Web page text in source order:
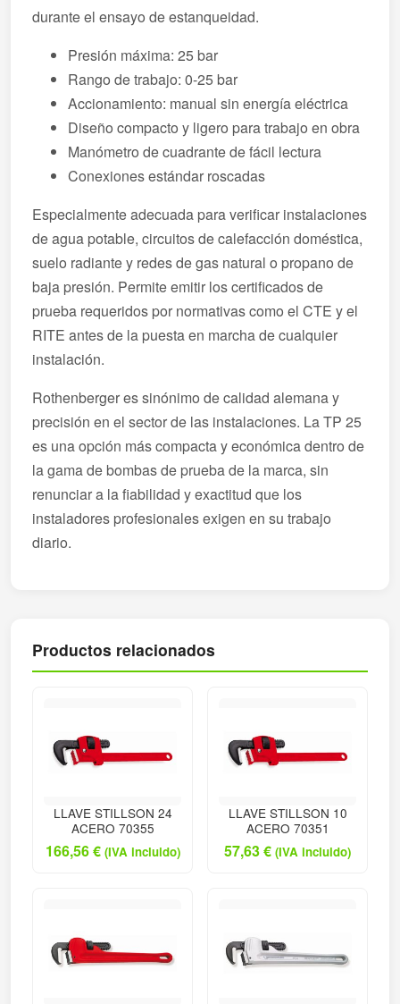
durante el ensayo de estanqueidad.
Presión máxima: 25 bar
Rango de trabajo: 0-25 bar
Accionamiento: manual sin energía eléctrica
Diseño compacto y ligero para trabajo en obra
Manómetro de cuadrante de fácil lectura
Conexiones estándar roscadas
Especialmente adecuada para verificar instalaciones
de agua potable, circuitos de calefacción doméstica,
suelo radiante y redes de gas natural o propano de
baja presión. Permite emitir los certificados de
prueba requeridos por normativas como el CTE y el
RITE antes de la puesta en marcha de cualquier
instalación.
Rothenberger es sinónimo de calidad alemana y
precisión en el sector de las instalaciones. La TP 25
es una opción más compacta y económica dentro de
la gama de bombas de prueba de la marca, sin
renunciar a la fiabilidad y exactitud que los
instaladores profesionales exigen en su trabajo
diario.
Productos relacionados
LLAVE STILLSON 24
ACERO 70355
166,56€ (IVA incluido)
LLAVE STILLSON 10
ACERO 70351
57,63€ (IVA incluido)